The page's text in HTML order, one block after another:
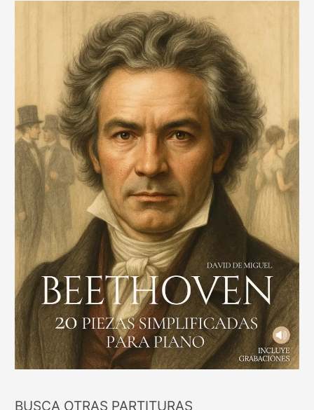
BUSCA OTRAS PARTITURAS